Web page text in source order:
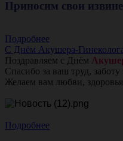
Приносим свои
Подробнее
С Днём Акушера-
Поздравляем с Днём
Спасибо за ваш труд, заботу
Желаем вам любви,
Подробнее